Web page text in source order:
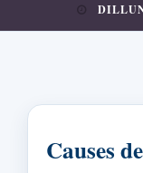
Causes